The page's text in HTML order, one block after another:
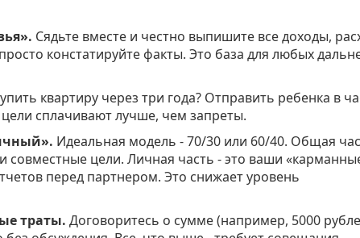
Сядьте вместе и честно выпишите все доходы,
констатируйте факты. Это база для любых
квартиру через три года? Отправить ребенка в
сплачивают лучше, чем запреты.
Идеальная модель - 70/30 или 60/40. Общая
совместные цели. Личная часть - это ваши
перед партнером. Это снижает уровень
траты. Договоритесь о сумме (например, 5000